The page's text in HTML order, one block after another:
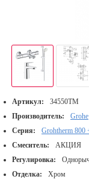
Артикул:
34550TM
Производитель:
Grohe
Серия:
Grohtherm 800
Смеситель:
АКЦИЯ
Регулировка:
Отделка:
Хром